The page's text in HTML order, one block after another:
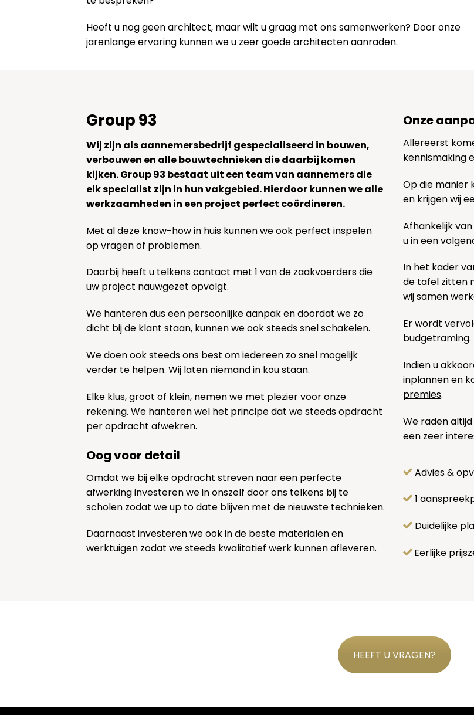
Heeft u nog geen architect, maar wilt u graag met ons samenwerken? Door onze
jarenlange ervaring kunnen we u zeer goede architecten aanraden.
Group 93
Wij zijn als aannemersbedrijf gespecialiseerd in bouwen,
verbouwen en alle bouwtechnieken die daarbij komen
kijken. Group 93 bestaat uit een team van aannemers die
elk specialist zijn in hun vakgebied. Hierdoor kunnen we alle
werkzaamheden in een project perfect coördineren.
Met al deze know-how in huis kunnen we ook perfect inspelen
op vragen of problemen.
Daarbij heeft u telkens contact met 1 van de zaakvoerders die
uw project nauwgezet opvolgt.
We hanteren dus een persoonlijke aanpak en doordat we zo
dicht bij de klant staan, kunnen we ook steeds snel schakelen.
We doen ook steeds ons best om iedereen zo snel mogelijk
verder te helpen. Wij laten niemand in kou staan.
Elke klus, groot of klein, nemen we met plezier voor onze
rekening. We hanteren wel het principe dat we steeds opdracht
per opdracht afwekren.
Oog voor detail
Omdat we bij elke opdracht streven naar een perfecte
afwerking investeren we in onszelf door ons telkens bij te
scholen zodat we up to date blijven met de nieuwste technieken.
Daarnaast investeren we ook in de beste materialen en
werktuigen zodat we steeds kwalitatief werk kunnen afleveren.
Onze
Allereerst
kennismaking
Op die manier
en krijgen wij
Afhankelijk
u in een
In het kader
de tafel zitten
wij samen
Er wordt
budgetraming.
Indien u
inplannen en
premies.
We raden
een zeer
Advies &
1
Duidelijke
Eerlijke
HEEFT U VRAGEN?